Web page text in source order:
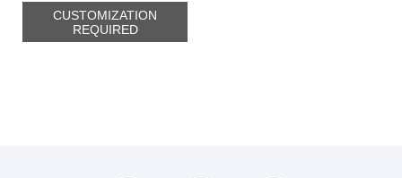
CUSTOMIZATION
REQUIRED